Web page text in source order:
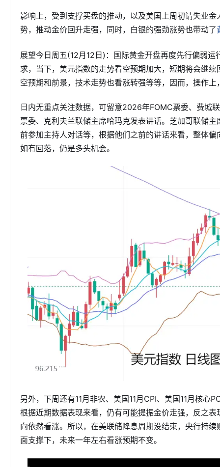
影响上，受到支撑买盘的推动，以及美国上周初请失业
势，推动金价回升走强，同时，白银的强劲涨势也带动了
展望今日周五(12月12日)：国际黄金开盘再度先行偏弱
求，当下，美元指数的走势看空预期加大，短期将会继
空预期和前景，技术走势也看涨转强等等，因而，操作
日内无重点关注数据，可留意2026年FOMC票委、费城
票委、克利夫兰联储主席哈玛克发表讲话。芝加哥联储
前参加主持人对话等，根据他们之前的讲话来看，整体
如有回落，仍是多头机会。
另外，下周还有11月非农、美国11月CPI、美国11月核心
根据近期数据表现来看，仍有可能提振金价走强，反之
向依然看涨。所以，在美联储降息周期没结束，央行持
面支撑下，未来一年左右看涨预期不变。